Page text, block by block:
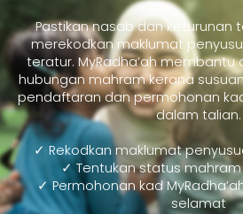
Pastikan nasab dan keturunan
merekodkan maklumat
teratur. MyRadha’ah
hubungan mahram kerana
pendaftaran dan permohonan
dalam talian.
✓ Rekodkan maklumat
✓ Tentukan status
✓ Permohonan kad
selamat